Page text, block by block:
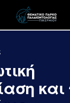
και